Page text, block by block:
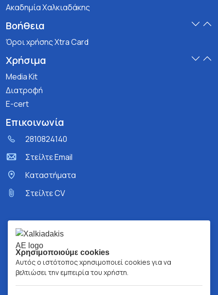
Ακαδημία Χαλκιαδάκης
Βοήθεια
Όροι χρήσης Xtra Card
Χρήσιμα
Media Kit
Διατροφή
E-cert
Επικοινωνία
2810824140
Στείλτε Email
Kαταστήματα
Στείλτε CV
Χρησιμοποιούμε cookies
Αυτός ο ιστότοπος χρησιμοποιεί cookies για να
βελτιώσει την εμπειρία του χρήστη.